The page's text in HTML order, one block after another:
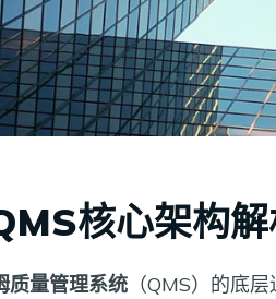
核心架构
质量管理系统 （QMS）的底